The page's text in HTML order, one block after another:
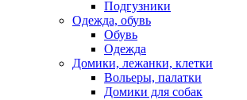
Подгузники
Одежда, обувь
Обувь
Одежда
Домики, лежанки, клетки
Вольеры, палатки
Домики для собак